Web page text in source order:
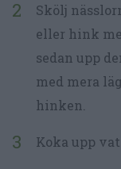
Skölj
eller hink
sedan upp
med mera
hinken.
Koka upp